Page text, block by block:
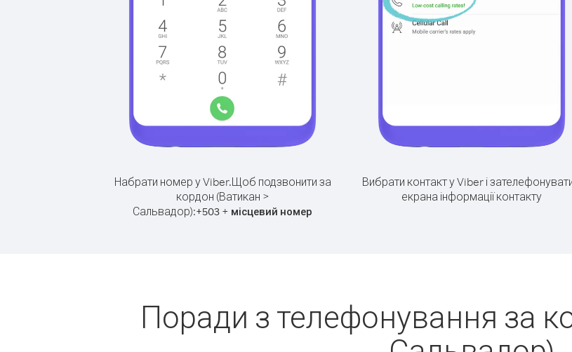
Набрати номер у Viber.Щоб подзвонити за
кордон (Ватикан >
Сальвадор):+503 + місцевий номер
Вибрати контакт у Viber і
екрана інформації контакту
Поради з телефонування за